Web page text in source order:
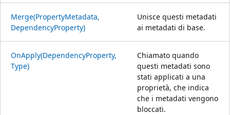
Merge(PropertyMetadata,
DependencyProperty)
Unisce questi metadati
ai metadati di base.
OnApply(DependencyProperty,
Type)
Chiamato quando
questi metadati sono
stati applicati a una
proprietà, che indica
che i metadati vengono
bloccati.